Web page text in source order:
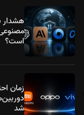
هشدار
است؟
زمان
شد